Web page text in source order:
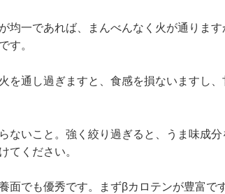
均一であれば、まんべんなく火が通りま
す。
を通し過ぎますと、食感を損ないますし、
ないこと。強く絞り過ぎると、うま味成
てください。
面でも優秀です。まずβカロテンが豊富で